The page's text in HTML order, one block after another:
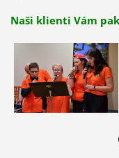
Naši klienti Vám